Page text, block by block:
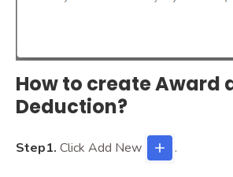
How to create Award
Deduction?
Step1. Click Add New .